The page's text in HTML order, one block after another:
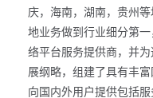
庆，海南，湖南，贵州
地业务做到行业细分第
络平台服务提供商，并
展纲略，组建了具有丰
向国内外用户提供包括